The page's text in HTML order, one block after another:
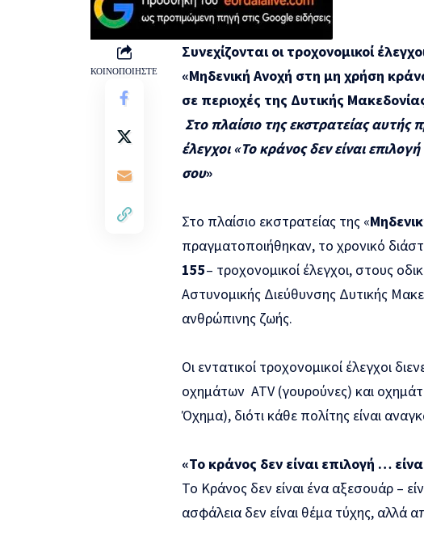
ΚΟΙΝΟΠΟΙΗΣΤΕ
Συνεχίζονται οι τροχονομικοί
«Μηδενική Ανοχή στη μη χρήση
σε περιοχές της Δυτικής
Στο πλαίσιο της εκστρατείας
έλεγχοι«Toκράνος δεν είναι
σου»
Στο πλαίσιο εκστρατείας της «
πραγματοποιήθηκαν, το χρονικό
155– τροχονομικοί έλεγχοι, στους
Αστυνομικής Διεύθυνσης Δυτικής
ανθρώπινης ζωής.
Οι εντατικοί τροχονομικοί έλεγχοι
οχημάτων ATV (γουρούνες) και
Όχημα), διότι κάθε πολίτης είναι
«Το κράνος δεν είναι επιλογή …
Το Κράνος δεν είναι ένα αξεσουάρ –
ασφάλεια δεν είναι θέμα τύχης,